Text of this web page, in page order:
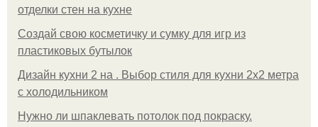
отделки стен на кухне
Создай свою косметичку и сумку для игр из
пластиковых бутылок
Дизайн кухни 2 на . Выбор стиля для кухни 2х2 метра
с холодильником
Нужно ли шпаклевать потолок под покраску.